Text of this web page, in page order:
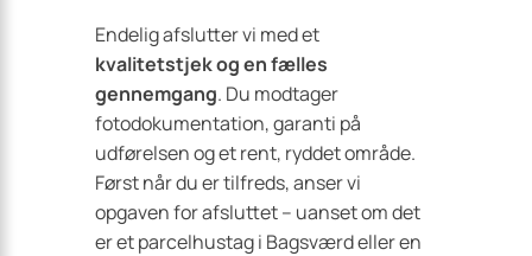
Endelig afslutter vi med et
kvalitetstjek og en fælles
gennemgang. Du modtager
fotodokumentation, garanti på
udførelsen og et rent, ryddet område.
Først når du er tilfreds, anser vi
opgaven for afsluttet – uanset om det
er et parcelhustag i Bagsværd eller en